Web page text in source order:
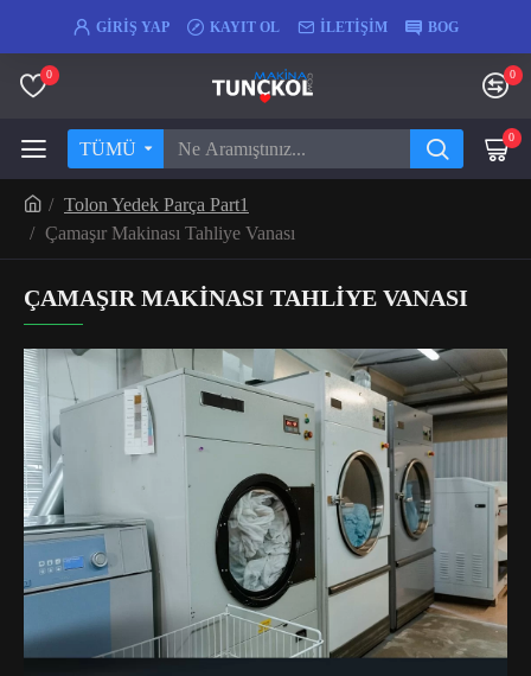
GIRIŞ YAP KAYIT OL İLETIŞIM BOG
0 0
TÜMÜ
0
Tolon Yedek Parça Part1
Çamaşır Makinası Tahliye Vanası
ÇAMAŞIR MAKINASI TAHLIYE VANASI